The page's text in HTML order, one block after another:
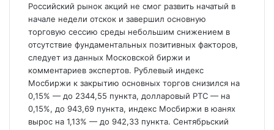
Российский рынок акций не смог развить начатый в
начале недели отскок и завершил основную
торговую сессию среды небольшим снижением в
отсутствие фундаментальных позитивных факторов,
следует из данных Московской биржи и
комментариев экспертов. Рублевый индекс
Мосбиржи к закрытию основных торгов снизился на
0,15% — до 2344,55 пункта, долларовый РТС — на
0,15%, до 943,69 пункта, индекс Мосбиржи в юанях
вырос на 1,13% — до 942,33 пункта. Сентябрьский